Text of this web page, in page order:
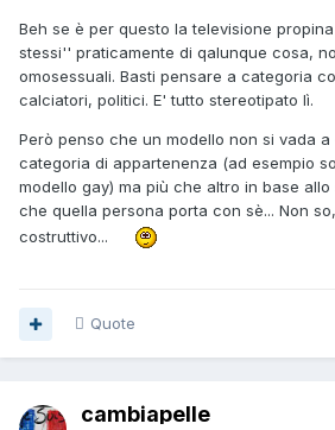
Beh se è per questo la televisione
stessi'' praticamente di qalunque cosa,
omosessuali. Basti pensare a categoria
calciatori, politici. E' tutto stereotipato lì.
Però penso che un modello non si vada
categoria di appartenenza (ad esempio
modello gay) ma più che altro in base
che quella persona porta con sè... Non
costruttivo...
Quote
cambiapelle